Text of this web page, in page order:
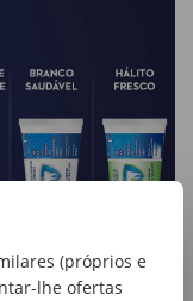
(próprios e
lhe ofertas